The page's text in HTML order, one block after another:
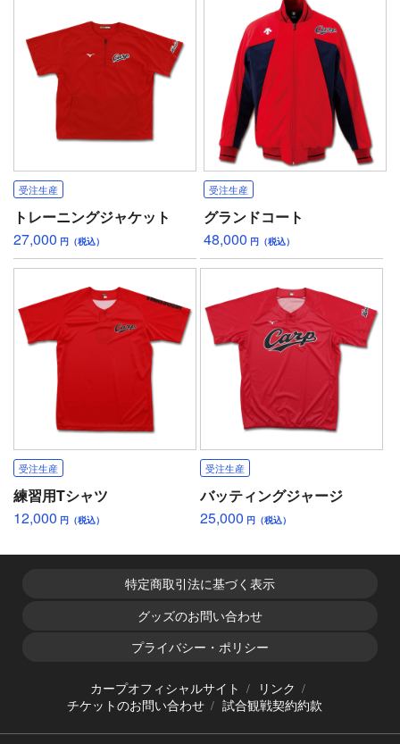
受注生産
トレーニングジャケット
27,000 円（税込）
受注生産
グランドコート
48,000 円（税込）
受注生産
練習用Tシャツ
12,000 円（税込）
受注生産
バッティングジャージ
25,000 円（税込）
特定商取引法に基づく表示
グッズのお問い合わせ
プライバシー・ポリシー
カープオフィシャルサイト
リンク
チケットのお問い合わせ
試合観戦契約約款